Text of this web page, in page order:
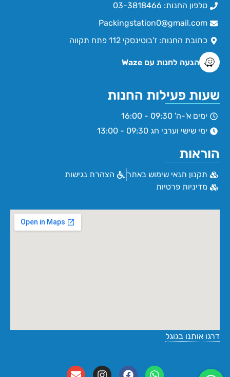
טלפון החנות: 03-3818466
Packingstation0@gmail.com
כתובת החנות: ז'בוטינסקי 112 פתח תקווה
הגעה לחנות עם Waze
שעות פעילות החנות
ימים א'-ה' 09:30 - 16:00
ימי שישי וערבי חג 09:30 - 13:00
הוראות
תקנון תנאי שימוש באתר
הצהרת נגישות
מדיניות פרטיות
דרגו אותנו בגוגל